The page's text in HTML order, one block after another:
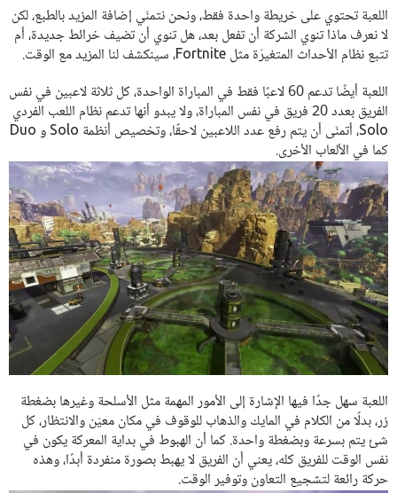
اللعبة تحتوي على خريطة واحدة فقط، ونحن نتمنّي إضافة المزيد بالطبع، لكن
لا نعرف ماذا تنوي الشركة أن تفعل بعد، هل تنوي أن تضيف خرائط جديدة، أم
تتبع نظام الأحداث المتغيرّة مثل Fortnite، سينكشف لنا المزيد مع الوقت.
اللعبة أيضًا تدعم 60 لاعبًا فقط في المباراة الواحدة، كل ثلاثة لاعبين في نفس
الفريق بعدد 20 فريق في نفس المباراة، ولا يبدو أنها تدعم نظام اللعب الفردي
Solo، أتمنّى أن يتم رفع عدد اللاعبين لاحقًا، وتخصيص أنظمة Solo و Duo
كما في الألعاب الأخرى.
اللعبة سهل جدًا فيها الإشارة إلى الأمور المهمة مثل الأسلحة وغيرها بضغطة
زر، بدلًا من الكلام في المايك والذهاب للوقوف في مكان معيّن والانتظار، كل
شئ يتم بسرعة وبضغطة واحدة. كما أن الهبوط في بداية المعركة يكون في
نفس الوقت للفريق كله، يعني أن الفريق لا يهبط بصورة منفردة أبدًا، وهذه
حركة رائعة لتشجيع التعاون وتوفير الوقت.